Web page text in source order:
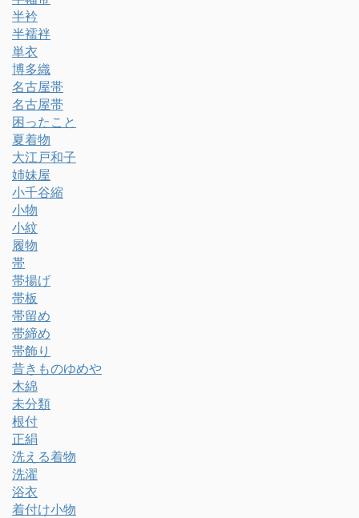
半衿
半襦袢
単衣
博多織
名古屋帯
名古屋帯
困ったこと
夏着物
大江戸和子
姉妹屋
小千谷縮
小物
小紋
履物
帯
帯揚げ
帯板
帯留め
帯締め
帯飾り
昔きものゆめや
木綿
未分類
根付
正絹
洗える着物
洗濯
浴衣
着付け小物